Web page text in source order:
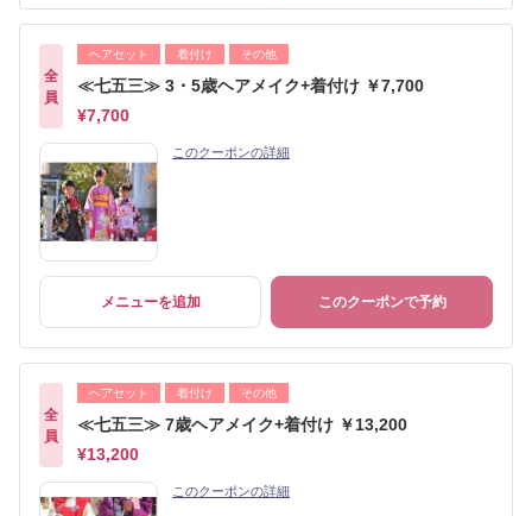
全
員
ヘアセット 着付け その他
≪七五三≫ 3・5歳ヘアメイク+着付け ￥7,700
¥7,700
このクーポンの詳細
メニューを追加 このクーポンで予約
全
員
ヘアセット 着付け その他
≪七五三≫ 7歳ヘアメイク+着付け ￥13,200
¥13,200
このクーポンの詳細